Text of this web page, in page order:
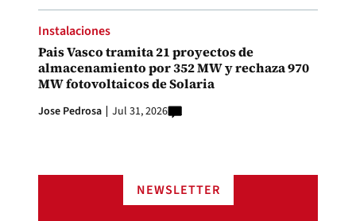
Instalaciones
Pais Vasco tramita 21 proyectos de
almacenamiento por 352 MW y rechaza 970
MW fotovoltaicos de Solaria
Jose Pedrosa Jul 31, 2026
NEWSLETTER